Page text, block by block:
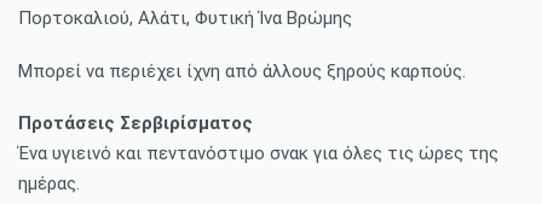
Πορτοκαλιού, Αλάτι, Φυτική Ίνα Βρώμης
Μπορεί να περιέχει ίχνη από άλλους ξηρούς καρπούς.
Προτάσεις Σερβιρίσματος
Ένα υγιεινό και πεντανόστιμο σνακ για όλες τις ώρες της
ημέρας.